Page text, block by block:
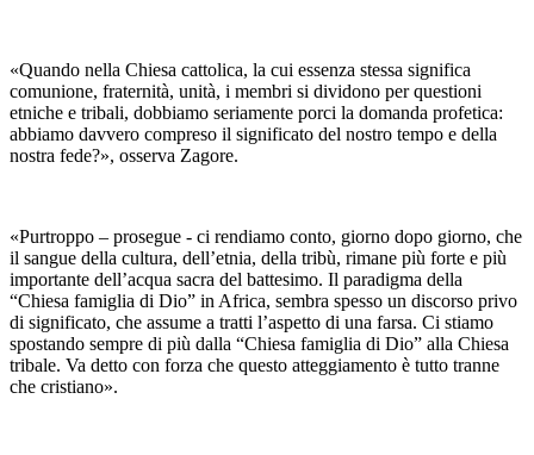
«Quando nella Chiesa cattolica, la cui essenza stessa significa
comunione, fraternità, unità, i membri si dividono per questioni
etniche e tribali, dobbiamo seriamente porci la domanda profetica:
abbiamo davvero compreso il significato del nostro tempo e della
nostra fede?», osserva Zagore.
«Purtroppo – prosegue - ci rendiamo conto, giorno dopo giorno, che
il sangue della cultura, dell’etnia, della tribù, rimane più forte e più
importante dell’acqua sacra del battesimo. Il paradigma della
“Chiesa famiglia di Dio” in Africa, sembra spesso un discorso privo
di significato, che assume a tratti l’aspetto di una farsa. Ci stiamo
spostando sempre di più dalla “Chiesa famiglia di Dio” alla Chiesa
tribale. Va detto con forza che questo atteggiamento è tutto tranne
che cristiano».